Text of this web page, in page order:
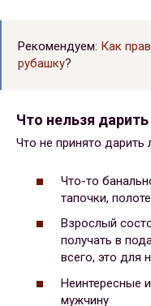
Рекомендуем: Как
рубашку?
Что нельзя
Что не принято
Что-то
тапочки,
Взрослый
получать в
всего, это для
Неинтересные
мужчину